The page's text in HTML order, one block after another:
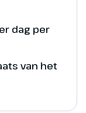
dag per
van het